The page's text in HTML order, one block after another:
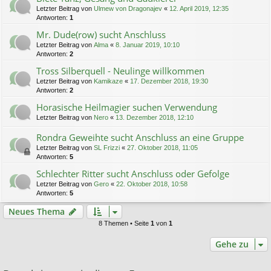
Letzter Beitrag von Ulmew von Dragonajev « 12. April 2019, 12:35
Antworten: 1
Mr. Dude(row) sucht Anschluss
Letzter Beitrag von Alma « 8. Januar 2019, 10:10
Antworten: 2
Tross Silberquell - Neulinge willkommen
Letzter Beitrag von Kamikaze « 17. Dezember 2018, 19:30
Antworten: 2
Horasische Heilmagier suchen Verwendung
Letzter Beitrag von Nero « 13. Dezember 2018, 12:10
Rondra Geweihte sucht Anschluss an eine Gruppe
Letzter Beitrag von SL Frizzi « 27. Oktober 2018, 11:05
Antworten: 5
Schlechter Ritter sucht Anschluss oder Gefolge
Letzter Beitrag von Gero « 22. Oktober 2018, 10:58
Antworten: 5
Neues Thema
8 Themen • Seite 1 von 1
Gehe zu